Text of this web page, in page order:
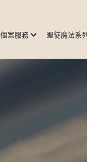
個案服務 聖徒魔法系列